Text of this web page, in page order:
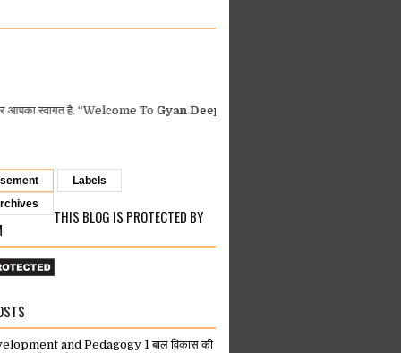
है. “Welcome ToGyan Deep Info”DPI Orders
Labels
THIS BLOG IS PROTECTED BY
and Pedagogy 1 बाल विकास की